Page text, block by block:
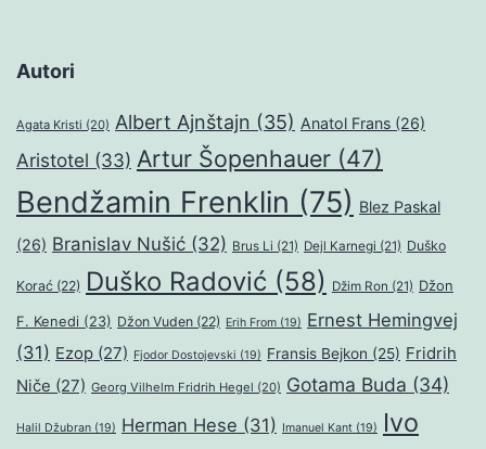
Autori
Agata Kristi (20) Albert Ajnštajn (35) Anatol Frans (26)
Aristotel (33) Artur Šopenhauer (47)
Bendžamin Frenklin (75) Blez Paskal
(26) Branislav Nušić (32) Brus Li (21) Dejl Karnegi (21) Duško
Korać (22) Duško Radović (58) Džim Ron (21) Džon
F. Kenedi (23) Džon Vuden (22) Erih From (19) Ernest Hemingvej
(31) Ezop (27) Fjodor Dostojevski (19) Fransis Bejkon (25) Fridrih
Niče (27) Georg Vilhelm Fridrih Hegel (20) Gotama Buda (34)
Halil Džubran (19) Herman Hese (31) Imanuel Kant (19)
Ivo